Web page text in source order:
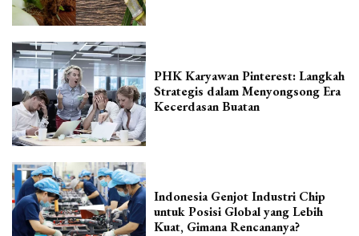
PHK Karyawan Pinterest: Langkah
Strategis dalam Menyongsong Era
Kecerdasan Buatan
Indonesia Genjot Industri Chip
untuk Posisi Global yang Lebih
Kuat, Gimana Rencananya?